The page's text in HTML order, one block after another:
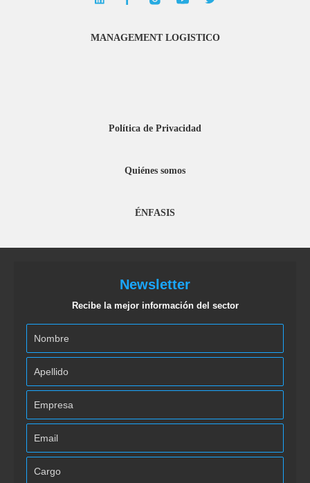
MANAGEMENT LOGISTICO
Política de Privacidad
Quiénes somos
ÉNFASIS
Newsletter
Recibe la mejor información del sector